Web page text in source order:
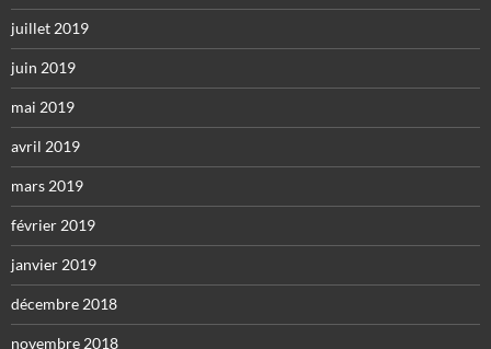
juillet 2019
juin 2019
mai 2019
avril 2019
mars 2019
février 2019
janvier 2019
décembre 2018
novembre 2018